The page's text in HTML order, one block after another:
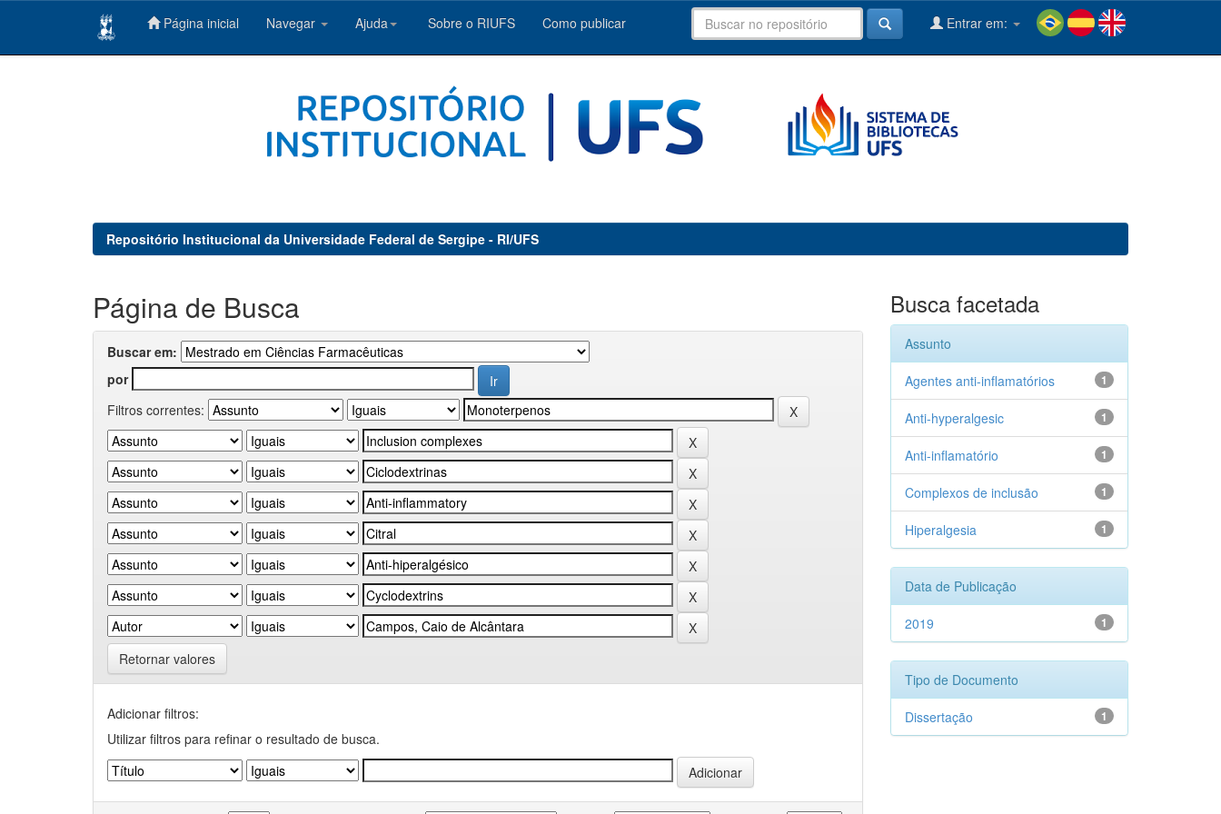
Página inicial Navegar Ajuda Sobre o RIUFS Como publicar Entrar em:
Repositório Institucional da Universidade Federal de Sergipe - RI/UFS
Página de Busca
Buscar em:
por
Filtros correntes:
Retornar valores
Adicionar filtros:
Utilizar filtros para refinar o resultado de busca.
Busca facetada
Assunto
1
Agentes anti-inflamatórios
1
Anti-hyperalgesic
1
Anti-inflamatório
1
Complexos de inclusão
1
Hiperalgesia
Data de Publicação
1
2019
Tipo de Documento
1
Dissertação